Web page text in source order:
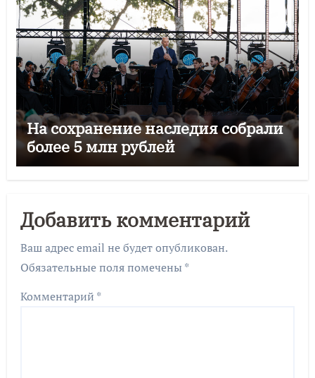
На сохранение наследия собрали
более 5 млн рублей
Добавить комментарий
Ваш адрес email не будет опубликован.
Обязательные поля помечены *
Комментарий *